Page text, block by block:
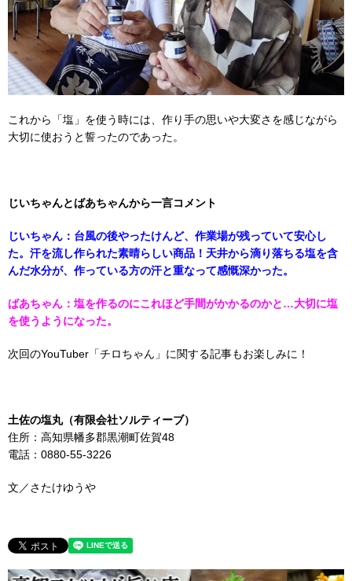
これから「塩」を使う時には、作り手の思いや大変さを感じながら
大切に使おうと誓ったのであった。
じいちゃんとばあちゃんから一言コメント
じいちゃん：台風の後やったけんど、作業場が残っていて安心し
た。 汗を流し作られた素晴らしい商品！天井から滴り落ちる塩を含
んだ水分が、作っている方の汗と重なって感慨深かった。
ばあちゃん：塩を作るのにこれほど手間がかかるのかと…大切に塩
を使うようになった。
次回のYouTuber「チロちゃん」に関する記事もお楽しみに！
土佐の塩丸（有限会社ソルティーブ）
住所：高知県幡多郡黒潮町佐賀48
電話：0880-55-3226
文／さたけゆうや